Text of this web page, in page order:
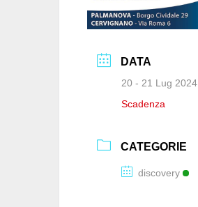
DATA
20 - 21 Lug 2024
Scadenza
CATEGORIE
discovery